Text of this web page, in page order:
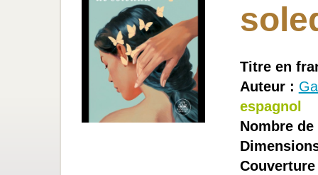
Titre en
Auteur :
espagnol
Nombre